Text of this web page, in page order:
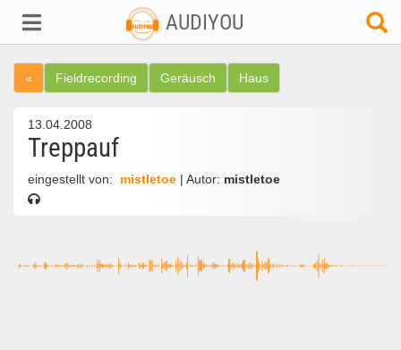
AUDIYOU
« Fieldrecording Geräusch Haus
13.04.2008
Treppauf
eingestellt von: mistletoe | Autor: mistletoe